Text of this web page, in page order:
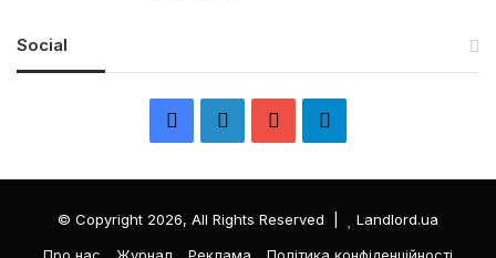
Social
c
e
n
k
T
л
е
© Copyright 2026, All Rights Reserved |
Landlord.ua